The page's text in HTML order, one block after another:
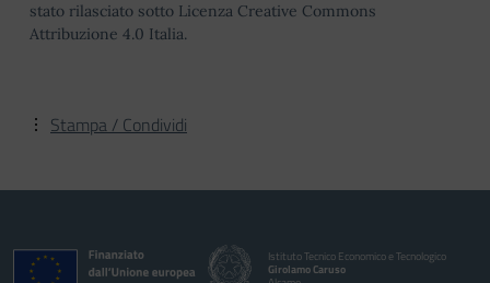
stato rilasciato sotto Licenza Creative Commons
Attribuzione 4.0 Italia.
Stampa / Condividi
Istituto Tecnico Economico e Tecnologico
Girolamo Caruso